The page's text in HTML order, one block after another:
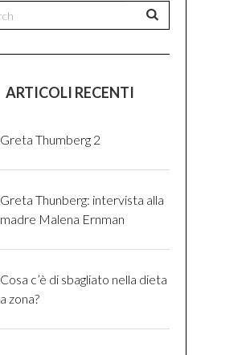
ARTICOLI RECENTI
Greta Thumberg 2
Greta Thunberg: intervista alla
madre Malena Ernman
Cosa c’è di sbagliato nella dieta
a zona?